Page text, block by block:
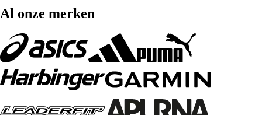
Al onze merken